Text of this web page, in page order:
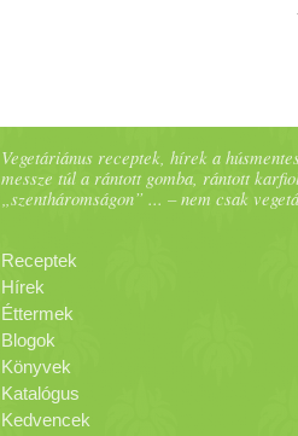
Vegetáriánus receptek, hírek a
messze túl a rántott gomba, rántott
„szentháromságon” ... – nem csak
Receptek
Hírek
Éttermek
Blogok
Könyvek
Katalógus
Kedvencek